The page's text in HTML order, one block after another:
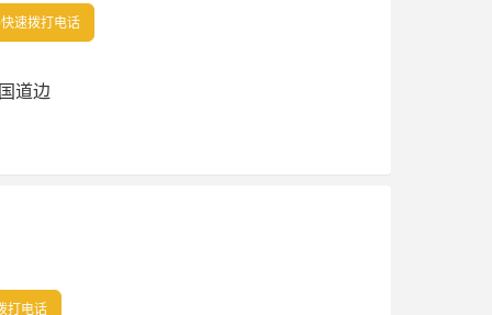
速拨打电话
道边
打电话